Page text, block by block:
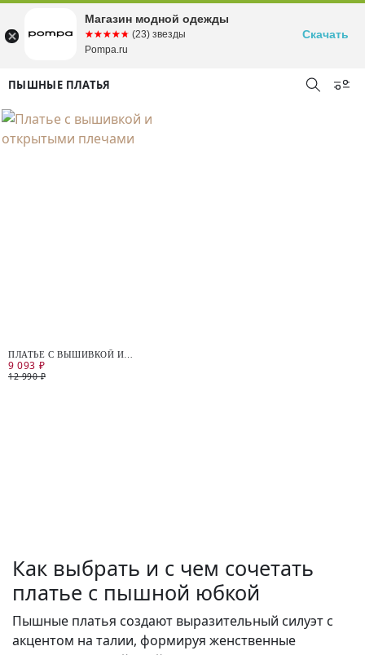
ПЫШНЫЕ ПЛАТЬЯ
ПЛАТЬЕ С ВЫШИВКОЙ И
ОТКРЫТЫМИ ПЛЕЧАМИ
9 093 ₽
12 990 ₽
Как выбрать и с чем сочетать
платье с пышной юбкой
Пышные платья создают выразительный силуэт с
акцентом на талии, формируя женственные
Магазин модной одежды
☆☆☆☆☆
★★★★★ (23) звезды
Pompa.ru
Скачать